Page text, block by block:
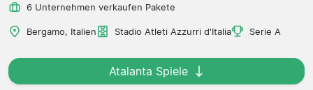
6 Unternehmen verkaufen Pakete
Bergamo, Italien Stadio Atleti Azzurri d'Italia Serie A
Atalanta Spiele